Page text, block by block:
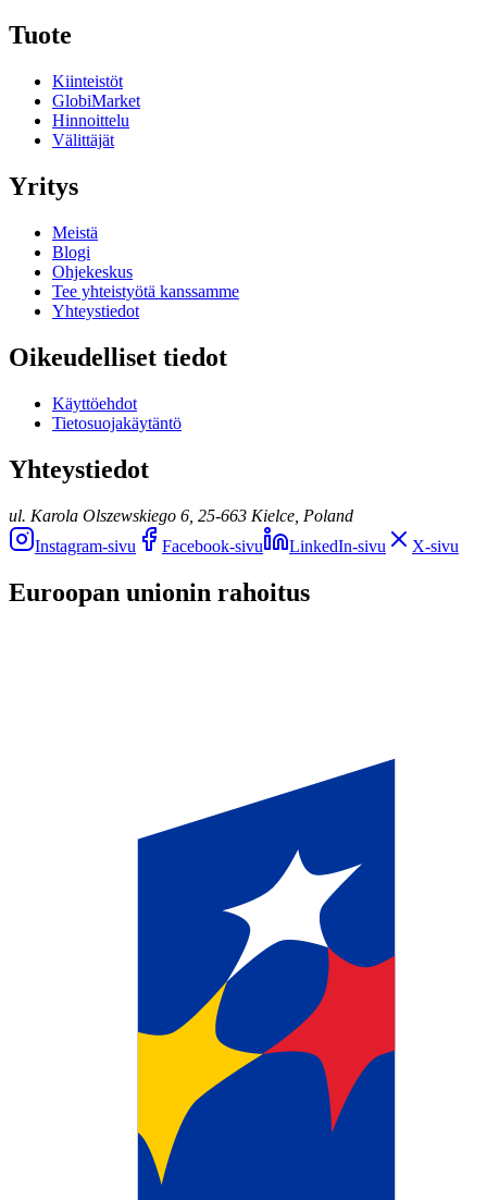
Tuote
Kiinteistöt
GlobiMarket
Hinnoittelu
Välittäjät
Yritys
Meistä
Blogi
Ohjekeskus
Tee yhteistyötä kanssamme
Yhteystiedot
Oikeudelliset tiedot
Käyttöehdot
Tietosuojakäytäntö
Yhteystiedot
ul. Karola Olszewskiego 6, 25-663 Kielce, Poland
Instagram-sivu
Facebook-sivu LinkedIn-sivu X-sivu
Euroopan unionin rahoitus